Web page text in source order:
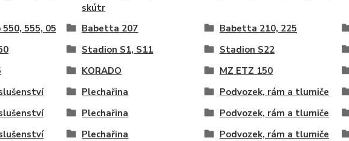
skútr
555, 05 Babetta 207 Babetta 210, 225
Stadion S1, S11 Stadion S22
KORADO MZ ETZ 150
Plechařina Podvozek, rám a tlumiče
Plechařina Podvozek, rám a tlumiče
Plechařina Podvozek, rám a tlumiče